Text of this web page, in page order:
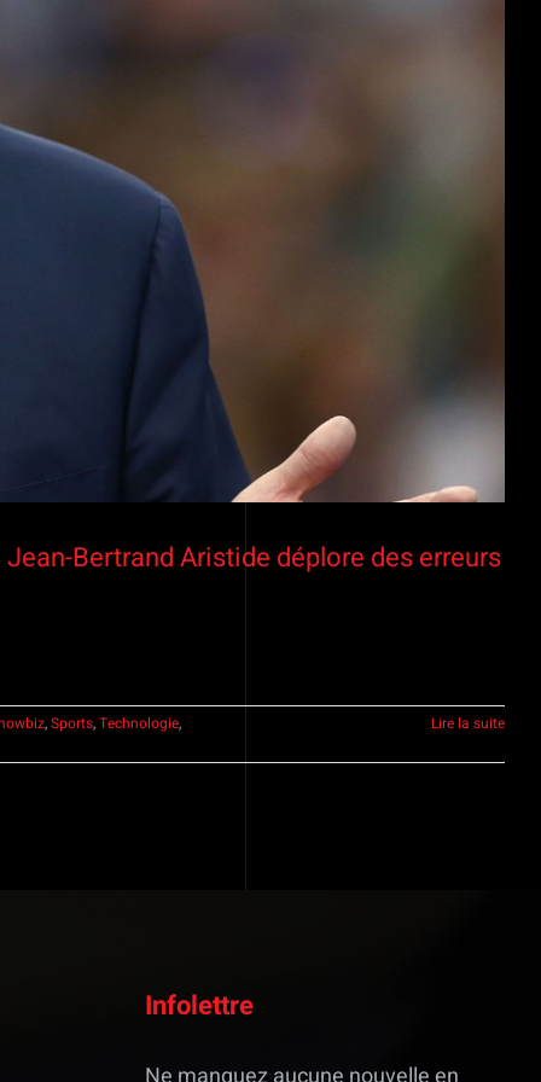
Bertrand Aristide déplore des erreurs
,Sports,Technologie, Lire la suite
Infolettre